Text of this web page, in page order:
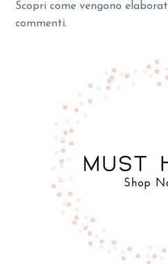
Scopri come vengono
commenti.